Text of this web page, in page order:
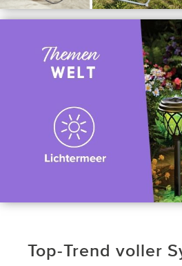
Top-Trend voller